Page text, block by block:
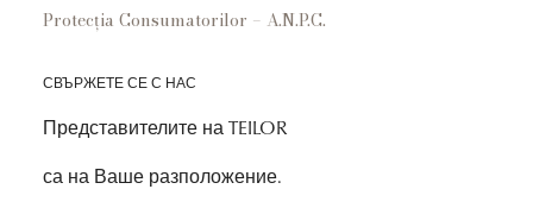
Protecția Consumatorilor – A.N.P.C.
СВЪРЖЕТЕ СЕ С НАС
Представителите на TEILOR
са на Ваше разположение.